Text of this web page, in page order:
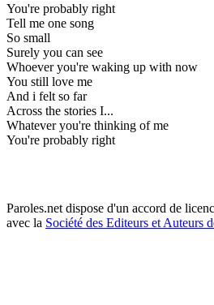
You're probably right
Tell me one song
So small
Surely you can see
Whoever you're waking up with now
You still love me
And i felt so far
Across the stories I...
Whatever you're thinking of me
You're probably right
Paroles.net dispose d'un accord de
avec la Société des Editeurs et Auteurs